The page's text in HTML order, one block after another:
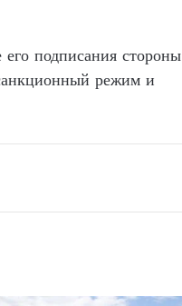
подписания стороны
режим и